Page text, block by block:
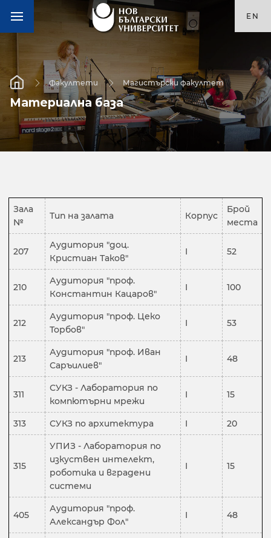
EN
Факултети Магистърски факултет
Материална база
Зала
№
Тип на залата Корпус
Брой
места
207
Аудитория "доц.
Кристиан Таков"
I 52
210
Аудитория "проф.
Константин Кацаров"
I 100
212
Аудитория "проф. Цеко
Торбов"
I 53
213
Аудитория "проф. Иван
Саръилиев"
I 48
311
СУКЗ - Лаборатория по
компютърни мрежи
I 15
313 СУКЗ по архитектура I 20
315
УПИЗ - Лаборатория по
изкуствен интелект,
роботика и вградени
системи
I 15
405
Аудитория "проф.
Александър Фол"
I 48